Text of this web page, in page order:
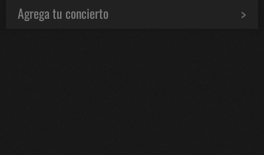
Agrega tu concierto